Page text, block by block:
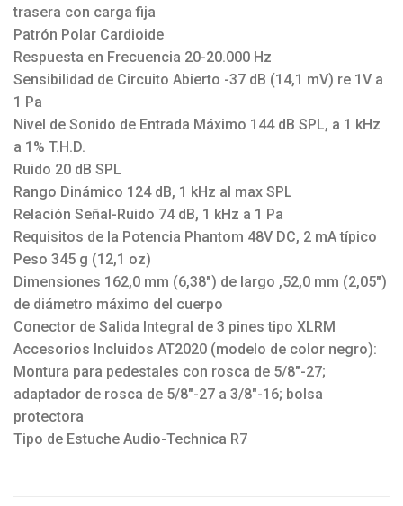
trasera con carga fija
Patrón Polar Cardioide
Respuesta en Frecuencia 20-20.000 Hz
Sensibilidad de Circuito Abierto -37 dB (14,1 mV) re 1V a
1 Pa
Nivel de Sonido de Entrada Máximo 144 dB SPL, a 1 kHz
a 1% T.H.D.
Ruido 20 dB SPL
Rango Dinámico 124 dB, 1 kHz al max SPL
Relación Señal-Ruido 74 dB, 1 kHz a 1 Pa
Requisitos de la Potencia Phantom 48V DC, 2 mA típico
Peso 345 g (12,1 oz)
Dimensiones 162,0 mm (6,38″) de largo ,52,0 mm (2,05″)
de diámetro máximo del cuerpo
Conector de Salida Integral de 3 pines tipo XLRM
Accesorios Incluidos AT2020 (modelo de color negro):
Montura para pedestales con rosca de 5/8″-27;
adaptador de rosca de 5/8″-27 a 3/8″-16; bolsa
protectora
Tipo de Estuche Audio-Technica R7